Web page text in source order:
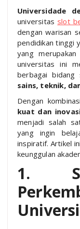
Universidade
universitas slot
dengan warisan
pendidikan tinggi
yang merupakan
universitas ini
berbagai bidang
sains, teknik,
Dengan
kuat dan
menjadi salah
yang ingin
inspiratif. Artikel
keunggulan
1.